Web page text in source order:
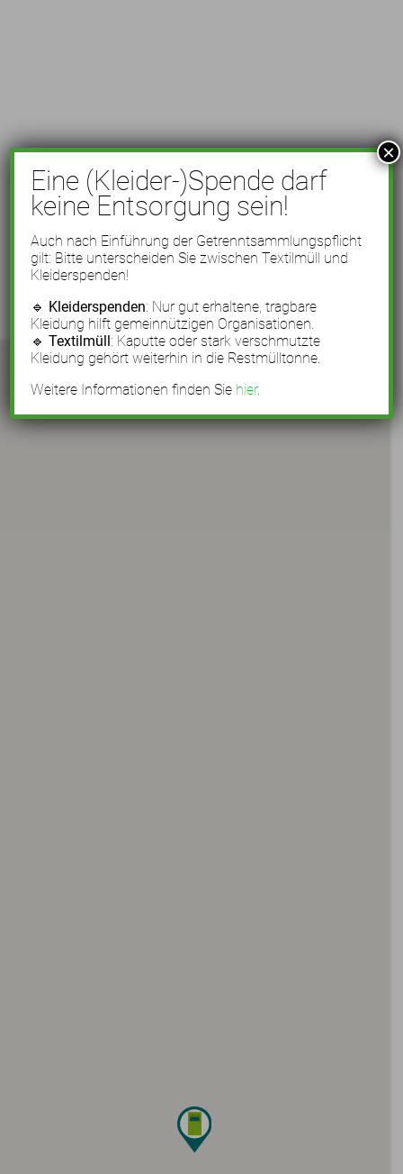
Eine (Kleider-)Spende darf
keine Entsorgung sein!
Auch nach Einführung der Getrenntsammlungspflicht
gilt: Bitte unterscheiden Sie zwischen Textilmüll und
Kleiderspenden!
🔹 Kleiderspenden: Nur gut erhaltene, tragbare
Kleidung hilft gemeinnützigen Organisationen.
🔹Textilmüll: Kaputte oder stark verschmutzte
Kleidung gehört weiterhin in die Restmülltonne.
Weitere Informationen finden Sie hier.
×